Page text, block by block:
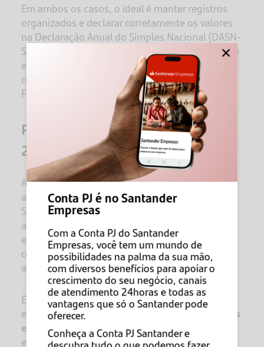
Em ambos os casos, o ideal é manter registros
organizados e declarar corretamente os valores
na Declaração Anual do Simples Nacional (DASN-
SIMEI), entregue até 31 de maio. O documento é
essencial para manter o
CNPJ regularizado
comprovar o faturamento anual junto à Receita
Federal.
Profissões excluídas do MEI em
2026
A lista de ocupações permitidas ao MEI é
atualizada anualmente pelo Comitê Gestor do
Simples Nacional e pelo INSS. Para 2025,
algumas atividades foram excluídas,
especialmente aquelas que exigem registro em
conselhos de classe ou envolvem produtos de
alto risco.
Entre as profissões que deixaram de ser aceitas
estãocontador, dedetizador, comerciante de gás
e comerciante de medicamentos veterinários
entre outros.
×
Conta PJ é no Santander
Empresas
Com a Conta PJ do Santander
Empresas, você tem um mundo de
possibilidades na palma da sua mão,
com diversos benefícios para apoiar o
crescimento do seu negócio, canais
de atendimento 24horas e todas as
vantagens que só o Santander pode
oferecer.
Conheça a Conta PJ Santander e